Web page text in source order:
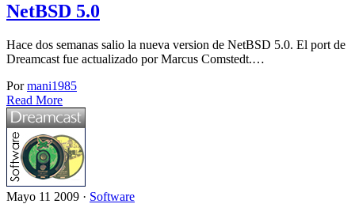
NetBSD 5.0
Hace dos semanas salio la nueva version de NetBSD 5.0. El port de
Dreamcast fue actualizado por Marcus Comstedt.…
Pormani1985
Read More
Mayo 11 2009 · Software